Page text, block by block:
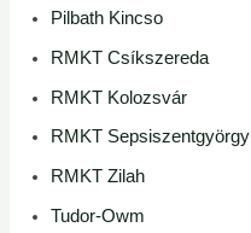
Pilbath Kincso
RMKT Csíkszereda
RMKT Kolozsvár
RMKT Sepsiszentgyörgy
RMKT Zilah
Tudor-Owm